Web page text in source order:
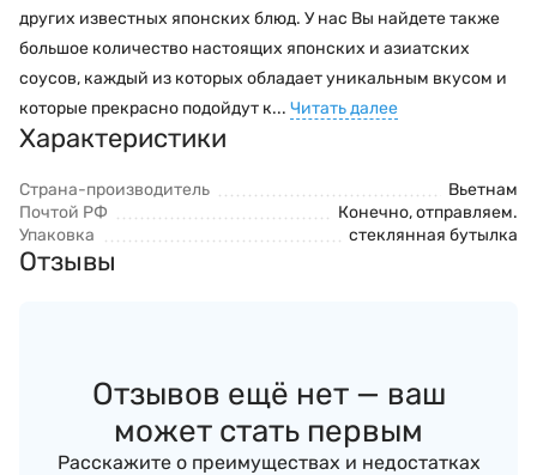
других известных японских блюд. У нас Вы найдете также
большое количество настоящих японских и азиатских
соусов, каждый из которых обладает уникальным вкусом и
которые прекрасно подойдут к... Читать далее
Характеристики
Страна-производитель
Вьетнам
Почтой РФ
Конечно, отправляем.
Упаковка
стеклянная бутылка
Отзывы
Отзывов ещё нет — ваш
может стать первым
Расскажите о преимуществах и недостатках